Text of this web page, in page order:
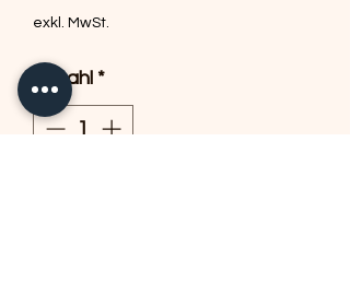
exkl. MwSt.
Anzahl *